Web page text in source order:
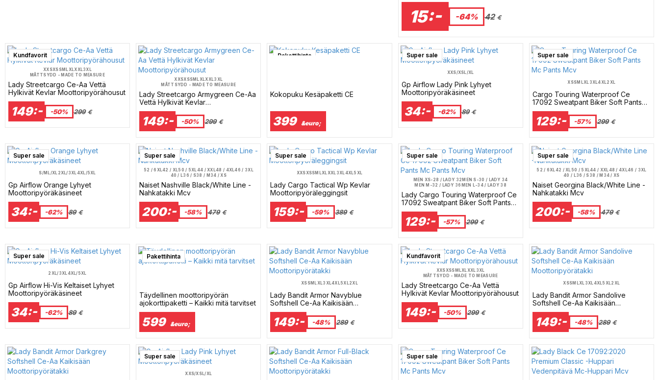
15:- -64% 42 €
Kundfavorit
XXSXS SM L XLXXL3XL
MÅTTSYDD - MADE TO MEASURE
Lady Streetcargo Ce-Aa Vettä
Hylkivät Kevlar Moottoripyörähousut
149:- -50% 299 €
XXSXSS M L XLXXL3XL
MÅTTSYDD - MADE TO MEASURE
Lady Streetcargo Armygreen Ce-Aa
Vettä Hylkivät Kevlar
Moottoripyörähousut
149:- -50% 299 €
Pakettihinta
Kokopuku Kesäpaketti CE
399 &euro;
Super sale
XXS/XS L/XL
Gp Airflow Lady Pink Lyhyet
Moottoripyöräkäsineet
34:- -62% 89 €
Super sale
XSS M XL 3XL4XL 2XL
Cargo Touring Waterproof Ce
17092 Sweatpant Biker Soft Pants
Mc Pants Mcv
129:- -57% 299 €
Super sale
S/M L/XL 2XL/3XL 4XL/5XL
Gp Airflow Orange Lyhyet
Moottoripyöräkäsineet
34:- -62% 89 €
Super sale
52 / 6XL42 / XL50 / 5XL44 / XXL48 / 4XL46 / 3XL
40 / L36 / S38 / M 34 / XS
Naiset Nashville Black/White Line -
Nahkatakki Mcv
200:- -58% 479 €
Super sale
XXS XSS M XL XXL 3XL 4XL 5XL
Lady Cargo Tactical Wp Kevlar
Moottoripyöräleggingsit
159:- -59% 389 €
Super sale
MEN XS-28 / LADY 32 MEN S-30 / LADY 34
MEN M-32 / LADY 36 MEN L-34 / LADY 38
MEN 3XL-40 / LADY 44MEN 4XL-42 / LADY 46
Lady Cargo Touring Waterproof Ce
17092 Sweatpant Biker Soft Pants
Mc Pants Mcv
129:- -57% 299 €
Super sale
52 / 6XL42 / XL 50 / 5XL44 / XXL48 / 4XL46 / 3XL
40 / L36 / S 38 / M 34 / XS
Naiset Georgina Black/White Line -
Nahkatakki Mcv
200:- -58% 479 €
Super sale
2XL/3XL 4XL/5XL
Gp Airflow Hi-Vis Keltaiset Lyhyet
Moottoripyöräkäsineet
34:- -62% 89 €
Pakettihinta
Täydellinen moottoripyörän
ajokorttipaketti – Kaikki mitä tarvitset
599 &euro;
XS S M XL 3XL4XL 5XL 2XL
Lady Bandit Armor Navyblue
Softshell Ce-Aa Kaikisään
Moottoripyörätakki
149:- -48% 289 €
Kundfavorit
XXS XSS M LXL XXL 3XL
MÅTTSYDD - MADE TO MEASURE
Lady Streetcargo Ce-Aa Vettä
Hylkivät Kevlar Moottoripyörähousut
149:- -50% 299 €
XSS M XL 3XL 4XL 5XL 2XL
Lady Bandit Armor Sandolive
Softshell Ce-Aa Kaikisään
Moottoripyörätakki
149:- -48% 289 €
Super sale
XXS/XS L/XL
Super sale